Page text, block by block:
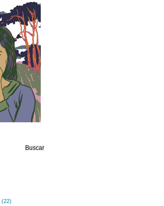
(22)